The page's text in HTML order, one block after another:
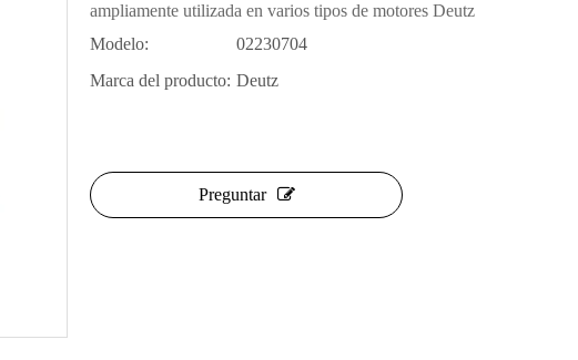
ampliamente utilizada en varios tipos de motores Deutz
Modelo:
02230704
Marca del producto: Deutz
Preguntar